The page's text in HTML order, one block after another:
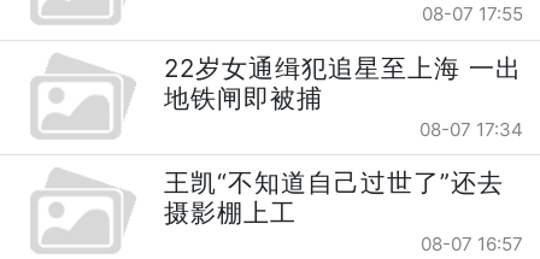
08-07 17:55
22岁女通缉犯追星至上海 一出
地铁闸即被捕
08-07 17:34
王凯“不知道自己过世了”还去
摄影棚上工
08-07 16:57